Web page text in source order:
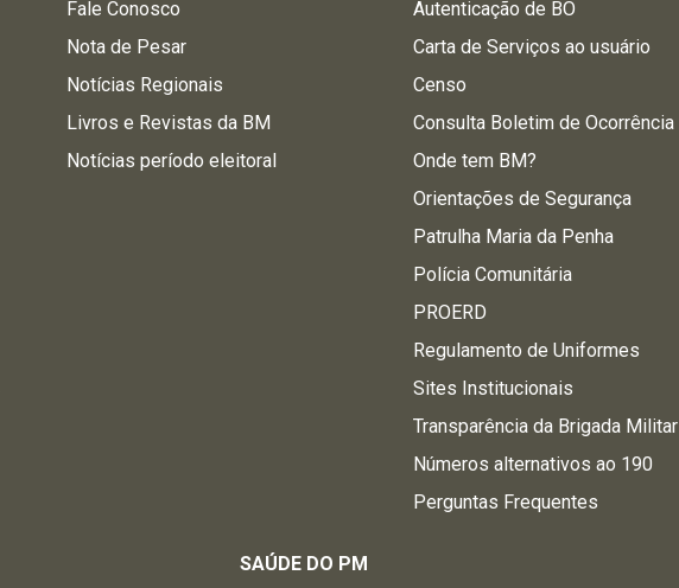
Fale Conosco
Nota de Pesar
Notícias Regionais
Livros e Revistas da BM
Notícias período eleitoral
Autenticação de BO
Carta de Serviços ao usuário
Censo
Consulta Boletim de Ocorrência
Onde tem BM?
Orientações de Segurança
Patrulha Maria da Penha
Polícia Comunitária
PROERD
Regulamento de Uniformes
Sites Institucionais
Transparência da Brigada Militar
Números alternativos ao 190
Perguntas Frequentes
SAÚDE DO PM